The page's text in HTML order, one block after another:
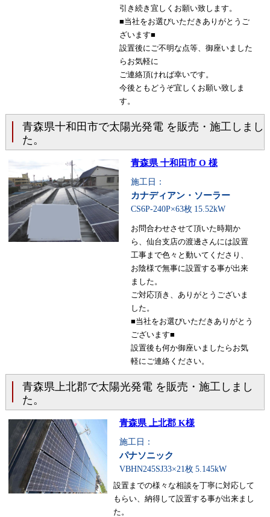
引き続き宜しくお願い致します。
■当社をお選びいただきありがとうご
ざいます■
設置後にご不明な点等、御座いました
らお気軽に
ご連絡頂ければ幸いです。
今後ともどうぞ宜しくお願い致しま
す。
青森県十和田市で太陽光発電 を販売・施工しまし
た。
青森県 十和田市 O 様
施工日：
カナディアン・ソーラー
CS6P-240P×63枚 15.52kW
お問合わせさせて頂いた時期か
ら、仙台支店の渡邊さんには設置
工事まで色々と動いてくださり、
お陰様で無事に設置する事が出来
ました。
ご対応頂き、ありがとうございま
した。
■当社をお選びいただきありがとう
ございます■
設置後も何か御座いましたらお気
軽にご連絡ください。
青森県上北郡で太陽光発電 を販売・施工しまし
た。
青森県 上北郡 K様
施工日：
パナソニック
VBHN245SJ33×21枚 5.145kW
設置までの様々な相談を丁寧に対応して
もらい、納得して設置する事が出来まし
た。